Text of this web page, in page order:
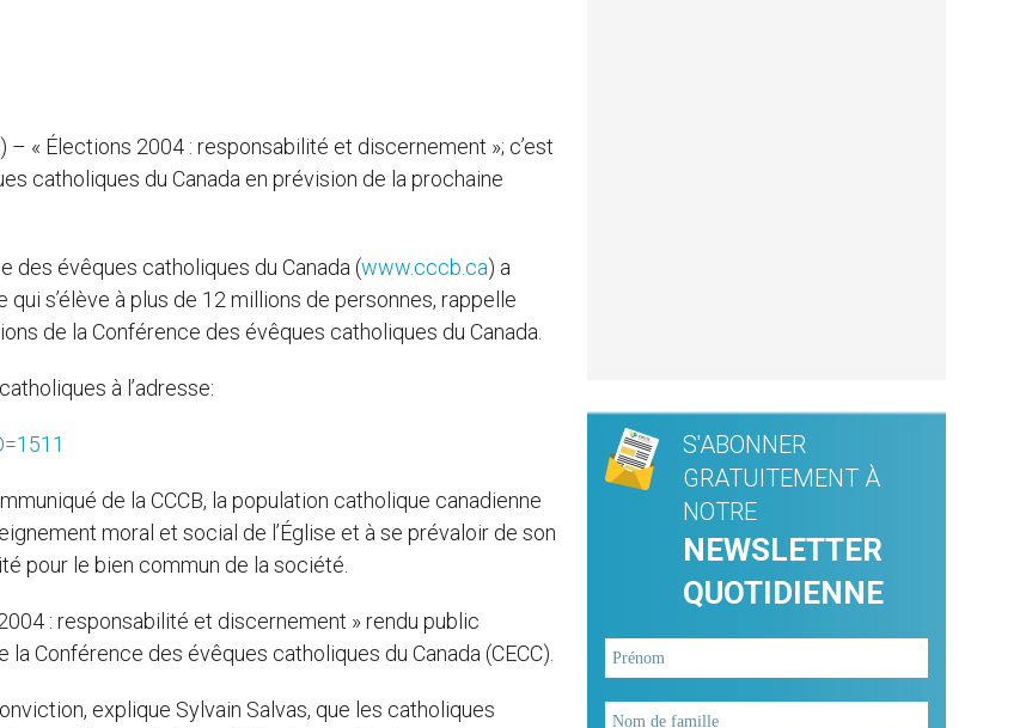
) – « Élections 2004 : responsabilité et discernement »; c’est
catholiques du Canada en prévision de la prochaine
des évêques catholiques du Canada (www.cccb.ca) a
s’élève à plus de 12 millions de personnes, rappelle
de la Conférence des évêques catholiques du Canada.
à l’adresse:
de la CCCB, la population catholique canadienne
moral et social de l’Église et à se prévaloir de son
pour le bien commun de la société.
: responsabilité et discernement » rendu public
Conférence des évêques catholiques du Canada (CECC).
explique Sylvain Salvas, que les catholiques
S'ABONNER
GRATUITEMENT À
NOTRE
NEWSLETTER
QUOTIDIENNE